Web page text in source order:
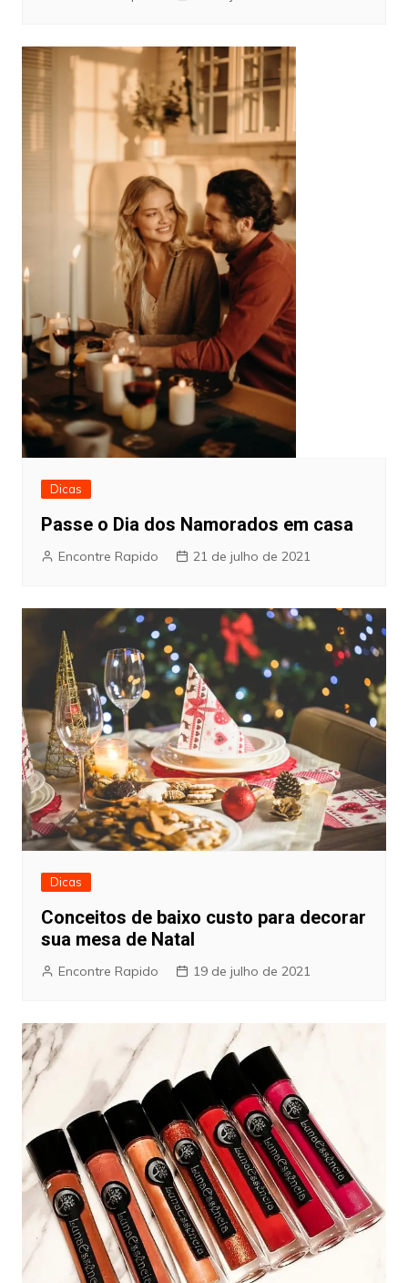
Dicas
Passe o Dia dos Namorados em casa
Encontre Rapido 21 de julho de 2021
Dicas
Conceitos de baixo custo para decorar
sua mesa de Natal
Encontre Rapido 19 de julho de 2021